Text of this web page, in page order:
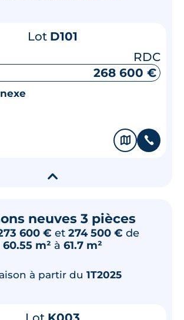
Lot D101
RDC
268 600 €
🗞 📞
▾
neuves 3 pièces
600 € et 274 500 € de
60.55 m² à 61.7 m²
à partir du 1T2025
Lot K003